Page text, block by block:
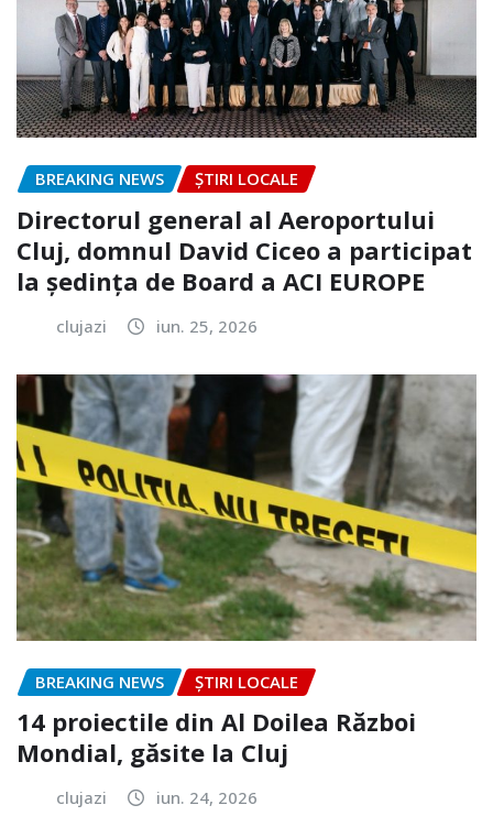
BREAKING NEWS ȘTIRI LOCALE
Directorul general al Aeroportului
Cluj, domnul David Ciceo a participat
la ședința de Board a ACI EUROPE
clujazi iun. 25, 2026
BREAKING NEWS ȘTIRI LOCALE
14 proiectile din Al Doilea Război
Mondial, găsite la Cluj
clujazi iun. 24, 2026